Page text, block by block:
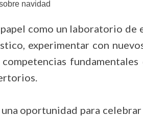
como un laboratorio de
experimentar con
oportunidad para